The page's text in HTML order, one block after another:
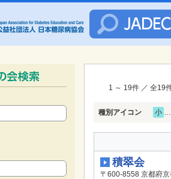
1 ～ 19件 ／ 全19
種別アイコン 小 …
積翠会
〒600-8558 京都府